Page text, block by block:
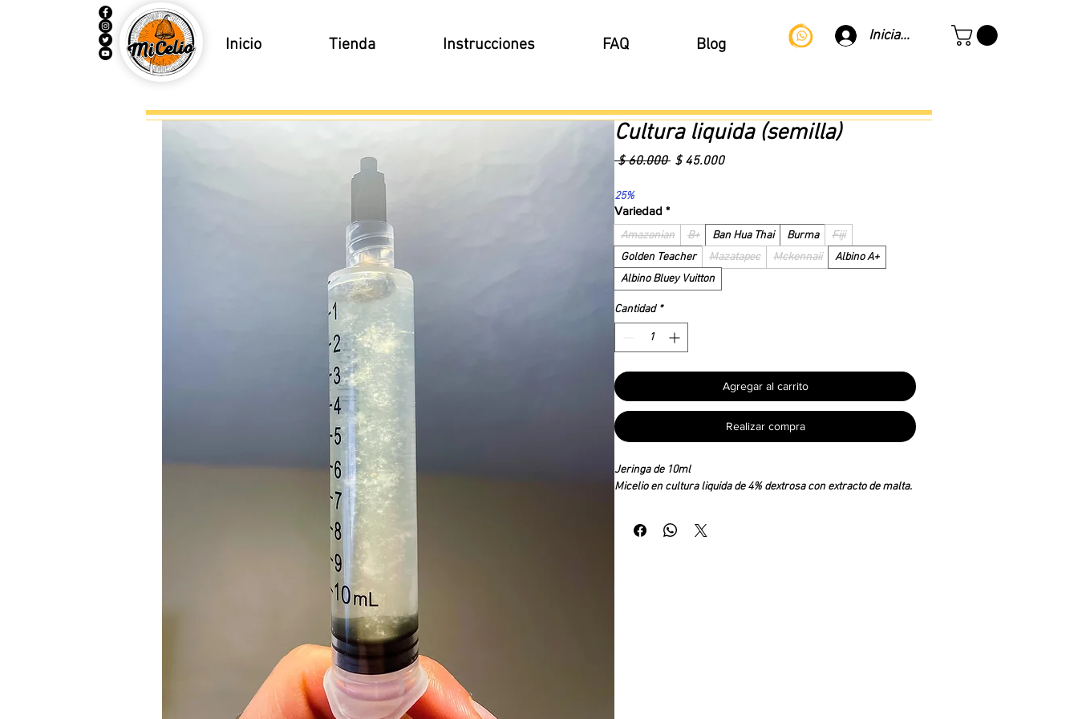
Inicio Tienda Instrucciones FAQ Blog Iniciar sesión
Cultura liquida (semilla)
$ 60.000 Precio
$ 45.000Precio
25%
Variedad *
Amazonian
B+ Ban Hua Thai Burma
Fiji
Golden Teacher
Mazatapec Mckennaii
Albino A+
Albino Bluey Vuitton
Cantidad *
Agregar al carrito
Realizar compra
Jeringa de 10ml
Micelio en cultura liquida de 4% dextrosa con extracto de malta.